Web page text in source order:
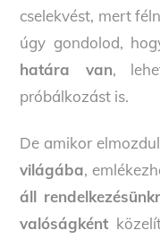
cselekvést, mert
úgy gondolod,
határa van,
próbálkozást is.
De amikor
világába,
áll
valóságként